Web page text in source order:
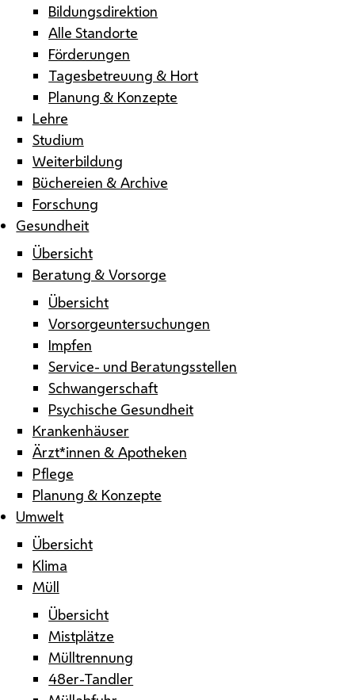
Bildungsdirektion
Alle Standorte
Förderungen
Tagesbetreuung & Hort
Planung & Konzepte
Lehre
Studium
Weiterbildung
Büchereien & Archive
Forschung
Gesundheit
Übersicht
Beratung & Vorsorge
Übersicht
Vorsorgeuntersuchungen
Impfen
Service- und Beratungsstellen
Schwangerschaft
Psychische Gesundheit
Krankenhäuser
Ärzt*innen & Apotheken
Pflege
Planung & Konzepte
Umwelt
Übersicht
Klima
Müll
Übersicht
Mistplätze
Mülltrennung
48er-Tandler